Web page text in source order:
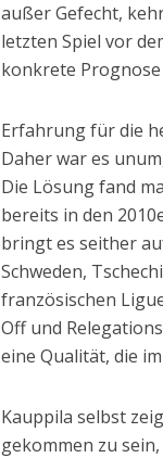
außer Gefecht,
letzten Spiel vor
konkrete
Erfahrung für die
Daher war es
Die Lösung fand
bereits in den
bringt es seither
Schweden,
französischen
Off und
eine Qualität, die
Kauppila selbst
gekommen zu